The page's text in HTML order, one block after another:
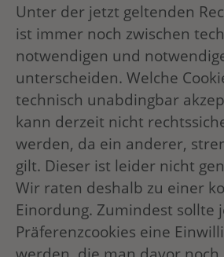
Unter der jetzt geltenden
ist immer noch zwischen
notwendigen und
unterscheiden. Welche
technisch unabdingbar
kann derzeit nicht
werden, da ein anderer,
gilt. Dieser ist leider nicht
Wir raten deshalb zu einer
Einordung. Zumindest sollte
Präferenzcookies eine